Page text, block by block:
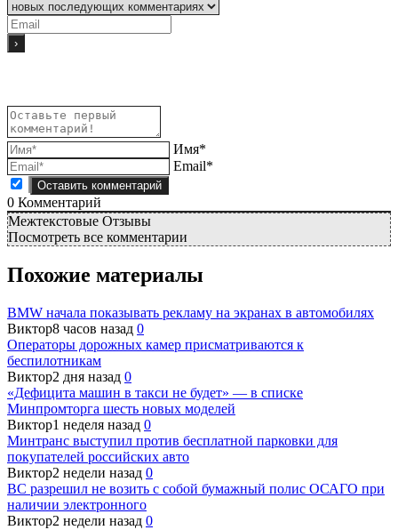
Имя*
Email*
0 Комментарий
Межтекстовые Отзывы
Посмотреть все комментарии
Похожие материалы
BMW начала показывать рекламу на экранах в автомобилях
Виктор8 часов назад 0
Операторы дорожных камер присматриваются к
беспилотникам
Виктор2 дня назад 0
«Дефицита машин в такси не будет» — в списке
Минпромторга шесть новых моделей
Виктор1 неделя назад 0
Минтранс выступил против бесплатной парковки для
покупателей российских авто
Виктор2 недели назад 0
ВС разрешил не возить с собой бумажный полис ОСАГО при
наличии электронного
Виктор2 недели назад 0